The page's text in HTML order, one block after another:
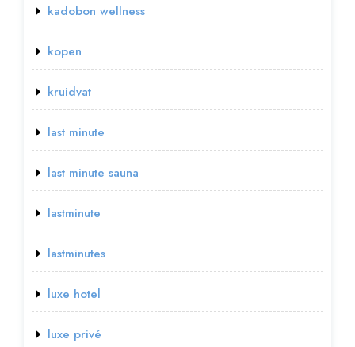
kadobon wellness
kopen
kruidvat
last minute
last minute sauna
lastminute
lastminutes
luxe hotel
luxe privé